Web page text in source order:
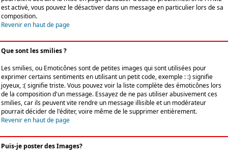
est activé, vous pouvez le désactiver dans un message en particulier lors de sa
composition.
Revenir en haut de page
Que sont les smilies ?
Les smilies, ou Emoticônes sont de petites images qui sont utilisées pour
exprimer certains sentiments en utilisant un petit code, exemple : :) signifie
joyeux, :( signifie triste. Vous pouvez voir la liste complète des émoticônes lors
de la composition d'un message. Essayez de ne pas utiliser abusivement ces
smilies, car ils peuvent vite rendre un message illisible et un modérateur
pourrait décider de l'éditer, voire même de le supprimer entièrement.
Revenir en haut de page
Puis-je poster des Images?